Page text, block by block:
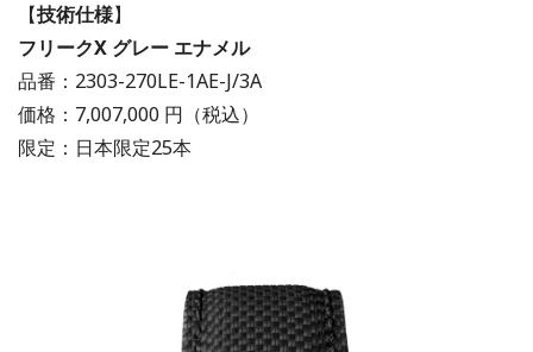
【技術仕様】
フリークX グレー エナメル
品番：2303-270LE-1AE-J/3A
価格：7,007,000 円（税込）
限定：日本限定25本